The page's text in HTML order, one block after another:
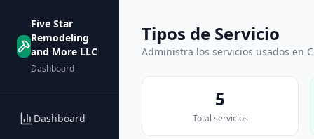
Five Star
Remodeling
and More LLC
Dashboard
Dashboard
Tipos de Servicio
Administra los servicios usados en
5
Total servicios